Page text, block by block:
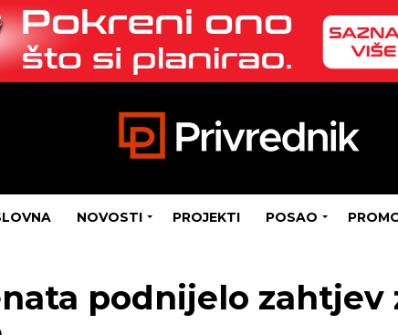
NOVOSTI PROJEKTI POSAO
podnijelo zahtjev